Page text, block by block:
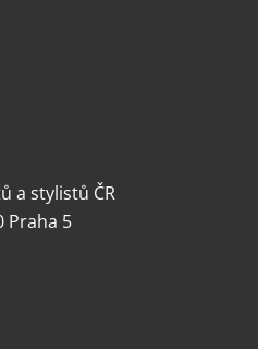
a stylistů ČR
Praha 5